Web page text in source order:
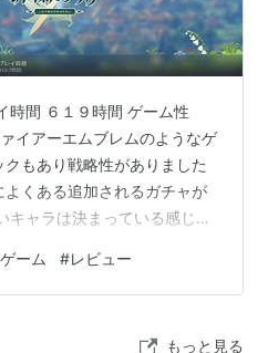
時間 ６１９時間 ゲーム性
アーエムブレムのようなゲ
もあり戦略性がありました
くある追加されるガチャが
キャラは決まっている感じで
ゲーム #レビュー
もっと見る